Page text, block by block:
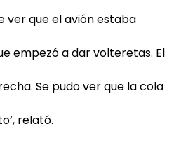
ver que el avión estaba
empezó a dar volteretas. El
Se pudo ver que la cola
relató.